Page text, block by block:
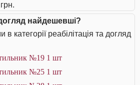
догляд найдешевші?
категорії реабілітація та догляд
№19 1 шт
№25 1 шт